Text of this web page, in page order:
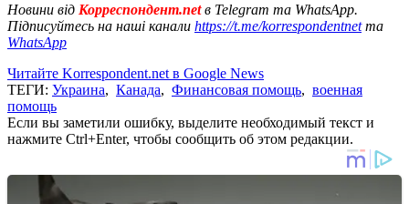
Новини від Корреспондент.netв Telegram та WhatsApp.
Підписуйтесь на наші канали https://t.me/korrespondentnetта
WhatsApp
Читайте Korrespondent.net в Google News
ТЕГИ: Украина, Канада, Финансовая помощь, военная
помощь
Если вы заметили ошибку, выделите необходимый текст и
нажмите Ctrl+Enter, чтобы сообщить об этом редакции.